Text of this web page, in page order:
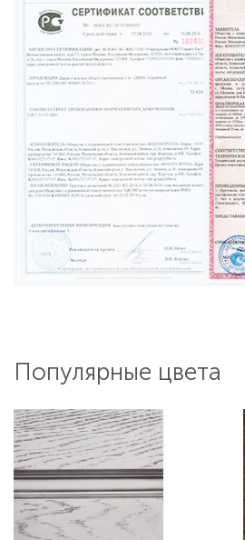
Популярные цвета